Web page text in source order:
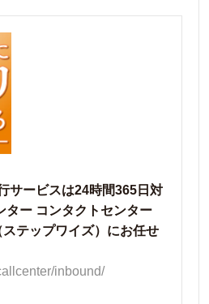
サービスは24時間365日対
ター コンタクトセンター
テップワイズ）にお任せ
inbound/